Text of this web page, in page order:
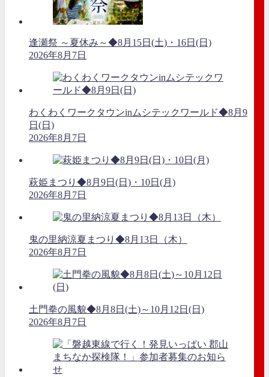
逢瀬祭 ～夏休み～◆8月15日(土)・16日(日)
2026年8月7日
わくわくワークタウンinムシテックワールド◆8月9
日(日)
2026年8月7日
萩姫まつり◆8月9日(日)・10日(月)
2026年8月7日
鬼の里納涼夏まつり◆8月13日（木）
2026年8月7日
土門拳の風貌◆8月8日(土)～10月12日(日)
2026年8月7日